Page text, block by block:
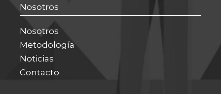
Nosotros
Nosotros
Metodología
Noticias
Contacto